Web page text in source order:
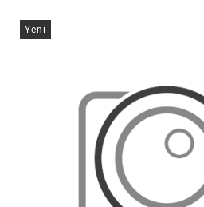
Yeni